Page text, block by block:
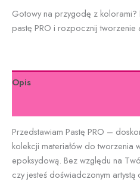
Gotowy na przygodę z
pastę PRO i rozpocznij tworzenie
Opis
Przedstawiam Pastę PRO –
kolekcji materiałów do tworzenia
epoksydową. Bez względu na
czy jesteś doświadczonym